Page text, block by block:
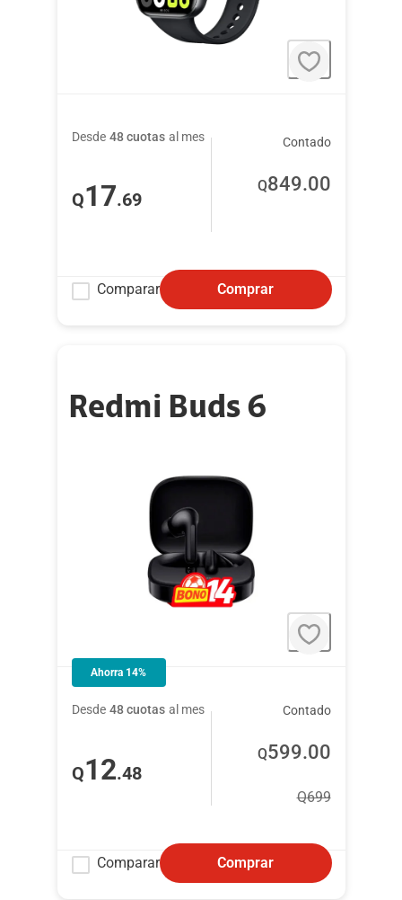
Desde 48 cuotas al mes
Q17.69
Contado
Q849.00
Comparar Comprar
Redmi Buds 6
Ahorra 14%
Desde 48 cuotas al mes
Q12.48
Contado
Q599.00
Q699
Comparar Comprar